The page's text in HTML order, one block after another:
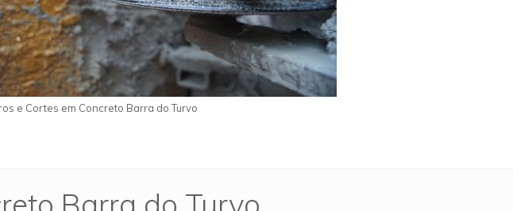
e Cortes em Concreto Barra do Turvo